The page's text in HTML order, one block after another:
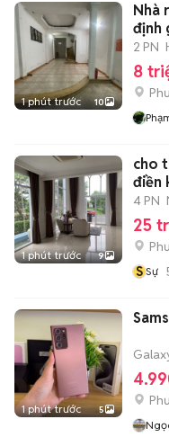
1 phút trước 10
Nhà
định
2 PN
8
1 phút trước 9
cho
điền
4 PN
25
S Sự
1 phút trước 5